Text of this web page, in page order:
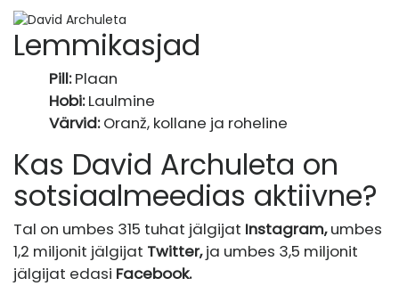
Lemmikasjad
Pill:Plaan
Hobi:Laulmine
Värvid:Oranž, kollane ja roheline
Kas David Archuleta on
sotsiaalmeedias aktiivne?
Tal on umbes 315 tuhat jälgijat Instagram,umbes
1,2 miljonit jälgijat Twitter,ja umbes 3,5 miljonit
jälgijat edasi Facebook.